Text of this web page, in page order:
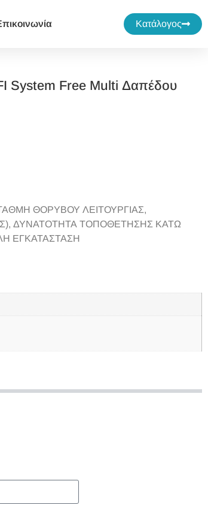
Κατάλογος
System Free Multi Δαπέδου
ΘΟΡΥΒΟΥ ΛΕΙΤΟΥΡΓΙΑΣ,
ΔΥΝΑΤΟΤΗΤΑ ΤΟΠΟΘΕΤΗΣΗΣ ΚΑΤΩ
ΕΓΚΑΤΑΣΤΑΣΗ